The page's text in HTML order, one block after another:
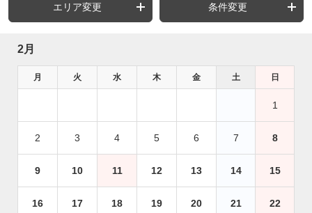
エリア変更 条件変更
2月
月 火 水 木 金 土 日
1
2 3 4 5 6 7 8
9 10 11 12 13 14 15
16 17 18 19 20 21 22